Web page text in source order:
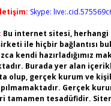
Skype:
Bu internet sitesi,
ile hiçbir bağlantısı
kendi hazırladığımız
Burada yer alan
olup, gerçek kurum ve
Gerçek
tamamen tesadüfidir.